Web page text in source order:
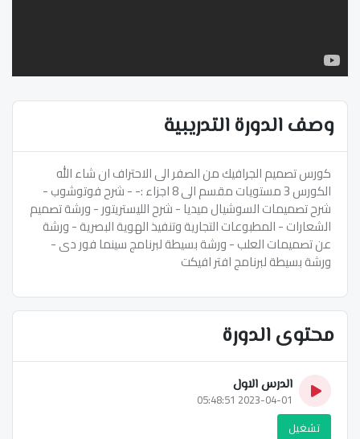
وصف الدورة التدريبية
كورس تصميم الجرافيك من الصفر الى الاحتراف ان شاء الله
الكورس 3 مستويات مقسم الى 8 اجزاء :- - شرح فوتوشوب -
شرح تصميمات السوشيال ميديا - شرح الليستريتور - ورشة تصميم
الشعارات - المطبوعات التجارية وتنفيذ الهوية البصرية - ورشة
عن تصميمات العلب - ورشة بسيطة لبرنامج سينما فور دى -
ورشة بسيطة لبرنامج افتر افيكت
محتوى الدورة
الدرس الاول
2023-04-01 05:48:51
تشغيل